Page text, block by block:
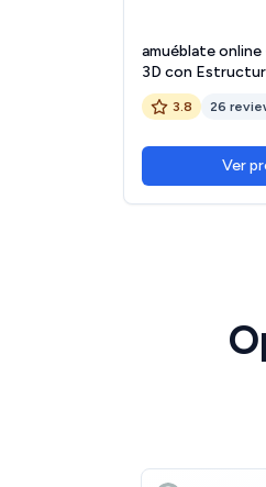
amuéblate online
3D con
Resistente y
de Refuerzo,
135 x 190, Gris
3.8 26
Ver